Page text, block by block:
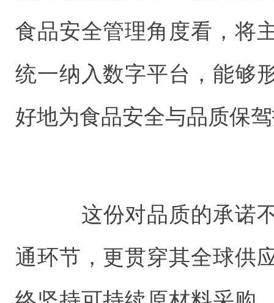
食品安全管理角度看，将
统一纳入数字平台，能够
好地为食品安全与品质保
这份对品质的承诺不
通环节，更贯穿其全球供